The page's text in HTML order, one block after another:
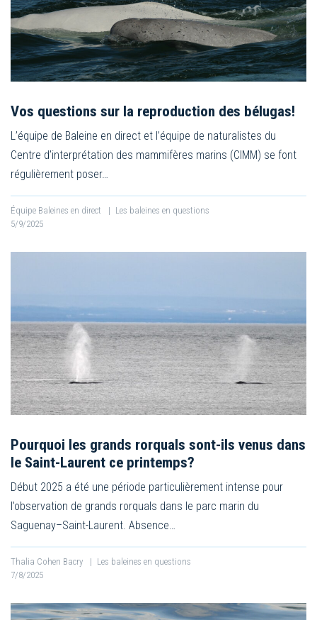
Vos questions sur la reproduction des bélugas!
L’équipe de Baleine en direct et l’équipe de naturalistes du
Centre d’interprétation des mammifères marins (CIMM) se font
régulièrement poser…
Équipe Baleines en direct | Les baleines en questions
5/9/2025
Pourquoi les grands rorquals sont-ils venus dans
le Saint-Laurent ce printemps?
Début 2025 a été une période particulièrement intense pour
l’observation de grands rorquals dans le parc marin du
Saguenay–Saint-Laurent. Absence…
Thalia Cohen Bacry | Les baleines en questions
7/8/2025